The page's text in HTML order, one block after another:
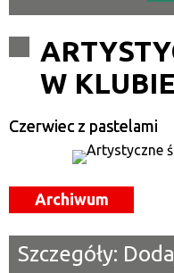
Trwające
W
Czerwiec z pastelami
Archiwum
Szczegóły: